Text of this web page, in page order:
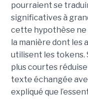
pourraient se
significatives à
cette hypothèse
la manière dont les
utilisent les tokens.
plus courtes
texte échangée
expliqué que